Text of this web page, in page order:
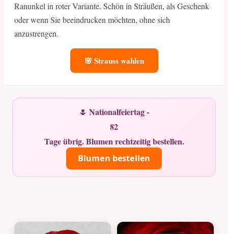
Ranunkel in roter Variante. Schön in Sträußen, als Geschenk
oder wenn Sie beeindrucken möchten, ohne sich
anzustrengen.
🌸 Strauss wahlen
🌷 Nationalfeiertag -
82
Tage übrig. Blumen rechtzeitig bestellen.
Blumen bestellen